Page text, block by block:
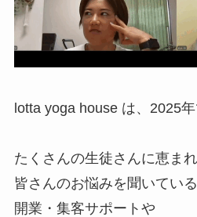
lotta yoga house は、2025年
たくさんの生徒さんに恵ま
皆さんのお悩みを聞いてい
開業・集客サポートや